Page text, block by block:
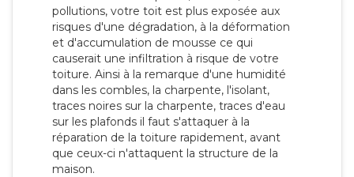
pollutions, votre toit est plus exposée aux
risques d'une dégradation, à la déformation
et d'accumulation de mousse ce qui
causerait une infiltration à risque de votre
toiture. Ainsi à la remarque d'une humidité
dans les combles, la charpente, l'isolant,
traces noires sur la charpente, traces d'eau
sur les plafonds il faut s'attaquer à la
réparation de la toiture rapidement, avant
que ceux-ci n'attaquent la structure de la
maison.